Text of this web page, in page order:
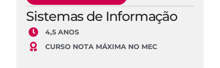
Sistemas de Informação
4,5 ANOS
CURSO NOTA MÁXIMA NO MEC